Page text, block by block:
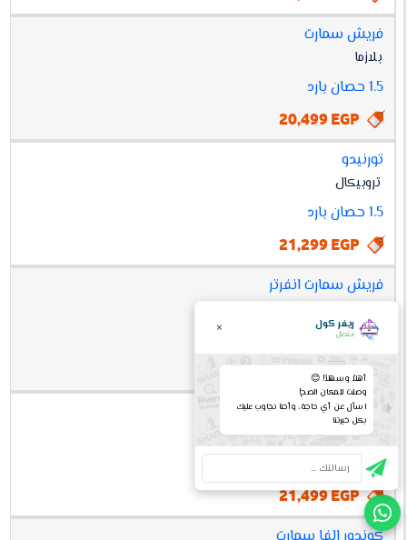
فريش سمارت
بلازما
1.5 حصان بارد
20,499 EGP
تورنيدو
تروبيكال
1.5 حصان بارد
21,299 EGP
فريش سمارت انفرتر
1.5 حصان بارد
21,499 EGP
ميديا - ميشن برو
تروبيكال بلازما
1.5 حصان بارد
21,499 EGP
ريفر كول
متصل ×
أهلاً وسهلاً! 😊
وصلت للمكان الصح!
اسأل عن أي حاجة، وأحنا نجاوب عليك
بكل خبرتنا